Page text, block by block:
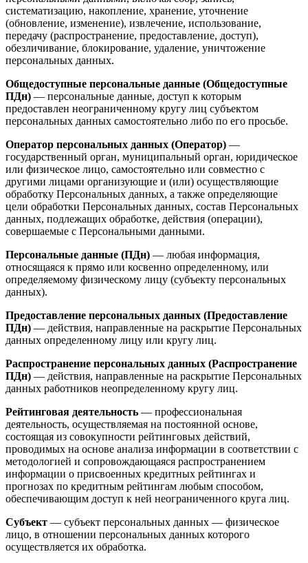
систематизацию, накопление, хранение, уточнение
(обновление, изменение), извлечение, использование,
передачу (распространение, предоставление, доступ),
обезличивание, блокирование, удаление, уничтожение
персональных данных.
Общедоступные персональные данные (Общедоступные
ПДн) — персональные данные, доступ к которым
предоставлен неограниченному кругу лиц субъектом
персональных данных самостоятельно либо по его просьбе.
Оператор персональных данных (Оператор) —
государственный орган, муниципальный орган, юридическое
или физическое лицо, самостоятельно или совместно с
другими лицами организующие и (или) осуществляющие
обработку Персональных данных, а также определяющие
цели обработки Персональных данных, состав Персональных
данных, подлежащих обработке, действия (операции),
совершаемые с Персональными данными.
Персональные данные (ПДн) — любая информация,
относящаяся к прямо или косвенно определенному, или
определяемому физическому лицу (субъекту персональных
данных).
Предоставление персональных данных (Предоставление
ПДн) — действия, направленные на раскрытие Персональных
данных определенному лицу или кругу лиц.
Распространение персональных данных (Распространение
ПДн) — действия, направленные на раскрытие Персональных
данных работников неопределенному кругу лиц.
Рейтинговая деятельность — профессиональная
деятельность, осуществляемая на постоянной основе,
состоящая из совокупности рейтинговых действий,
проводимых на основе анализа информации в соответствии с
методологией и сопровождающаяся распространением
информации о присвоенных кредитных рейтингах и
прогнозах по кредитным рейтингам любым способом,
обеспечивающим доступ к ней неограниченного круга лиц.
Субъект — субъект персональных данных — физическое
лицо, в отношении персональных данных которого
осуществляется их обработка.